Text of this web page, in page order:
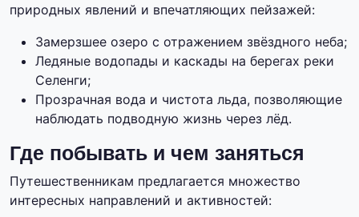
природных явлений и впечатляющих пейзажей:
Замерзшее озеро с отражением звёздного неба;
Ледяные водопады и каскады на берегах реки
Селенги;
Прозрачная вода и чистота льда, позволяющие
наблюдать подводную жизнь через лёд.
Где побывать и чем заняться
Путешественникам предлагается множество
интересных направлений и активностей: